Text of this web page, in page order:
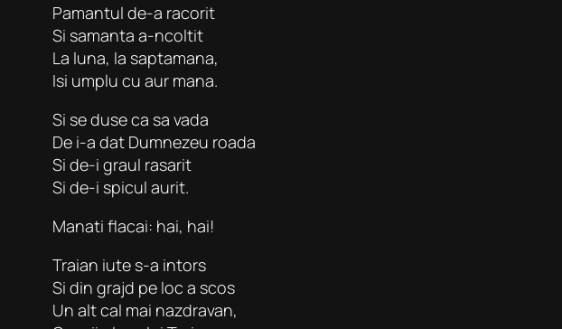
Pamantul de-a racorit
Si samanta a-ncoltit
La luna, la saptamana,
Isi umplu cu aur mana.
Si se duse ca sa vada
De i-a dat Dumnezeu roada
Si de-i graul rasarit
Si de-i spicul aurit.
Manati flacai: hai, hai!
Traian iute s-a intors
Si din grajd pe loc a scos
Un alt cal mai nazdravan,